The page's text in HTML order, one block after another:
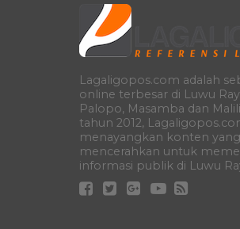
Lagaligopos.com adalah
online terbesar di Luwu
Palopo, Masamba dan
tahun 2012,
menayangkan konten
mencerahkan untuk
informasi publik di Luwu